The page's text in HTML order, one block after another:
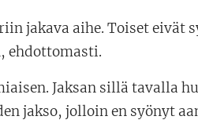
jakava aihe. Toiset eivät
ehdottomasti.
Jaksan sillä tavalla
jakso, jolloin en syönyt